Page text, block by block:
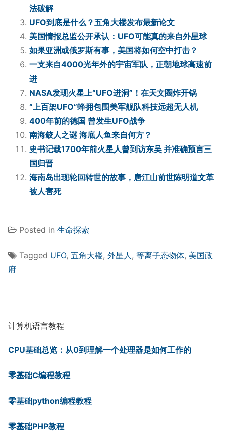
法破解
UFO到底是什么？五角大楼发布最新论文
美国情报总监公开承认：UFO可能真的来自外星球
如果亚洲或俄罗斯有事，美国将如何空中打击？
一支来自4000光年外的宇宙军队，正朝地球高速前
进
NASA发现火星上“UFO进洞”！在天文圈炸开锅
“上百架UFO”蜂拥包围美军舰队科技远超无人机
400年前的德国 曾发生UFO战争
南海鲛人之谜 海底人鱼来自何方？
史书记载1700年前火星人曾到访东吴 并准确预言三
国归晋
海南岛出现轮回转世的故事，唐江山前世陈明道文革
被人害死
Posted in 生命探索
Tagged UFO, 五角大楼, 外星人, 等离子态物体, 美国政
府
计算机语言教程
CPU基础总览：从0到理解一个处理器是如何工作的
零基础C编程教程
零基础python编程教程
零基础PHP教程